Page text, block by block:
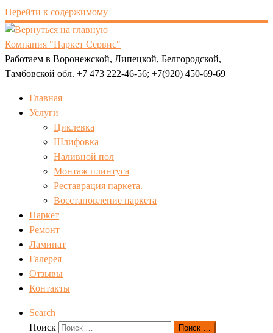
Перейти к содержимому
Компания "Паркет Сервис"
Работаем в Воронежской, Липецкой, Белгородской,
Тамбовской обл. +7 473 222-46-56; +7(920) 450-69-69
Главная
Услуги
Циклевка
Шлифовка
Наливной пол
Монтаж плинтуса
Реставрация паркета.
Восстановление паркета
Паркет
Ремонт
Ламинат
Галерея
Отзывы
Контакты
Search
Поиск
Поиск …